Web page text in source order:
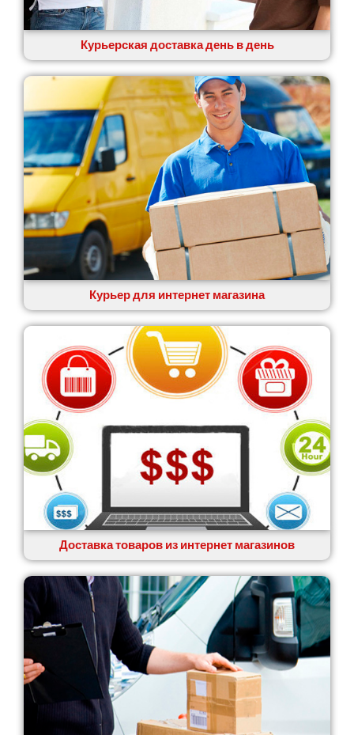
Курьерская доставка день в день
Курьер для интернет магазина
Доставка товаров из интернет магазинов